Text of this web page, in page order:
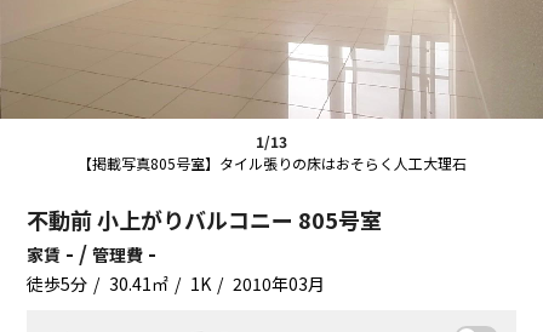
1/13
【掲載写真805号室】タイル張りの床はおそらく人工大理石
不動前 小上がりバルコニー 805号室
家賃 - /管理費 -
徒歩5分 30.41㎡ 1K 2010年03月